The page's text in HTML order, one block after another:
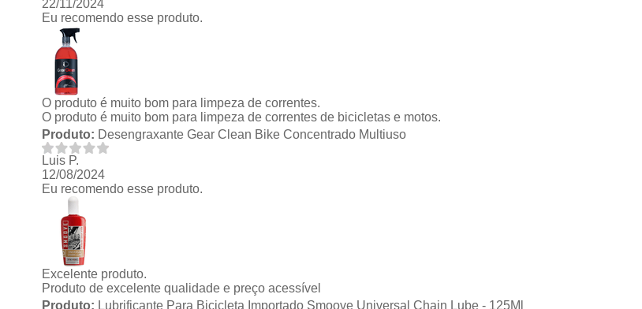
22/11/2024
Eu recomendo esse produto.
O produto é muito bom para limpeza de correntes.
O produto é muito bom para limpeza de correntes de bicicletas e motos.
Produto: Desengraxante Gear Clean Bike Concentrado Multiuso
Luis P.
12/08/2024
Eu recomendo esse produto.
Excelente produto.
Produto de excelente qualidade e preço acessível
Produto: Lubrificante Para Bicicleta Importado Smoove Universal Chain Lube - 125Ml